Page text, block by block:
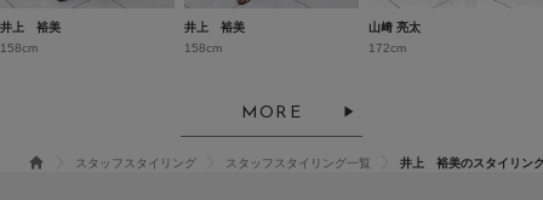
井上 裕美
158cm
井上 裕美
158cm
山﨑 亮太
172cm
MORE
スタッフスタイリング スタッフスタイリング一覧 井上 裕美のスタイリン